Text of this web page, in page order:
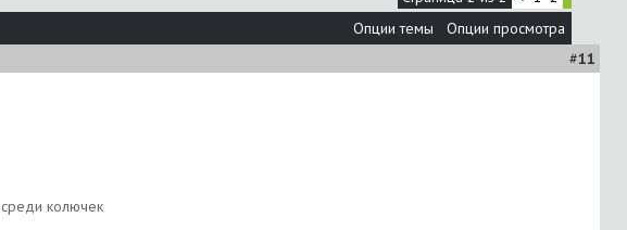
Опции темы
Опции просмотра
#11